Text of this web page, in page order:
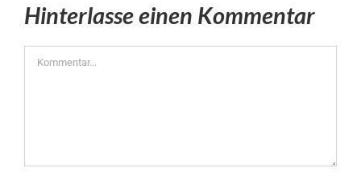
Hinterlasse einen Kommentar